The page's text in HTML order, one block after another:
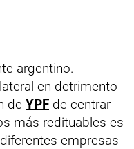
argentino.
en detrimento
de YPF de centrar
más redituables es
empresas